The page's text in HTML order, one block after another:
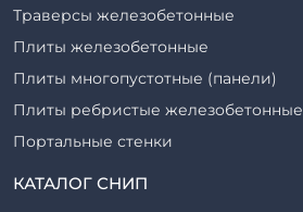
Траверсы железобетонные
Плиты железобетонные
Плиты многопустотные (панели)
Плиты ребристые железобетонные
Портальные стенки
Прогоны железобетонные
КАТАЛОГ СНИП